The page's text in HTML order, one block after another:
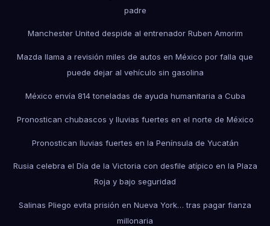
padre
Manchester United despide al entrenador Ruben Amorim
Mazda llama a revisión miles de autos en México por falla que
puede dejar al vehículo sin gasolina
México envía 814 toneladas de ayuda humanitaria a Cuba
Pronostican chubascos y lluvias fuertes en el norte de México
Pronostican lluvias fuertes en la Península de Yucatán
Rusia celebra el Día de la Victoria con desfile atípico en la Plaza
Roja y bajo seguridad
Salinas Pliego evita prisión en Nueva York… tras pagar fianza
millonaria